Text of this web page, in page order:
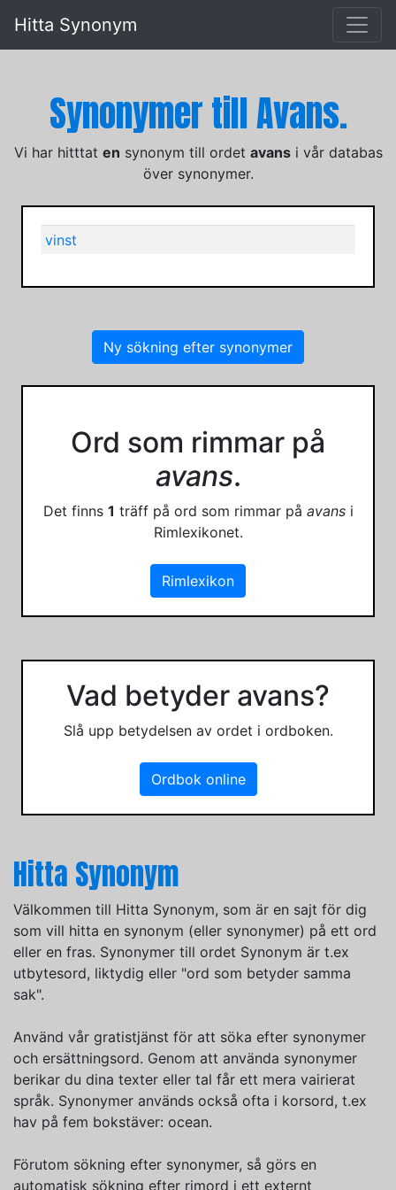
Hitta Synonym
Synonymer till Avans.
Vi har hitttat en synonym till ordet avansi vår databas
över synonymer.
vinst
Ny sökning efter synonymer
Ord som rimmar på
avans.
Det finns 1 träff på ord som rimmar på avansi
Rimlexikonet.
Rimlexikon
Vad betyder avans?
Slå upp betydelsen av ordet i ordboken.
Ordbok online
Hitta Synonym
Välkommen till Hitta Synonym, som är en sajt för dig
som vill hitta en synonym (eller synonymer) på ett ord
eller en fras. Synonymer till ordet Synonym är t.ex
utbytesord, liktydig eller "ord som betyder samma
sak".
Använd vår gratistjänst för att söka efter synonymer
och ersättningsord. Genom att använda synonymer
berikar du dina texter eller tal får ett mera vairierat
språk. Synonymer används också ofta i korsord, t.ex
hav på fem bokstäver: ocean.
Förutom sökning efter synonymer, så görs en
automatisk sökning efter rimord i ett externt